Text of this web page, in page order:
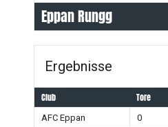
Eppan Rungg
Ergebnisse
Club Tore
AFC Eppan 0